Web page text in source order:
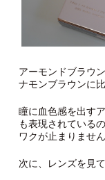
アーモンドブラウ
ナモンブラウンに
瞳に血色感を出す
も表現されている
ワクが止まりません
次に、レンズを見